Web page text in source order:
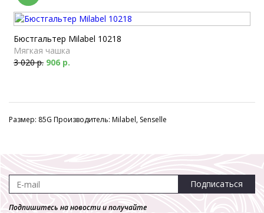
Бюстгальтер Milabel 10218
Мягкая чашка
3 020 р. 906 р.
Размер: 85G Производитель: Milabel, Senselle
Подписаться
Подпишитесь на новости и получайте